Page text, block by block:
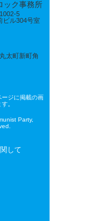
ック事務所
5
ビル304号室
太町新町角
ージに掲載の画
。
Party,
して